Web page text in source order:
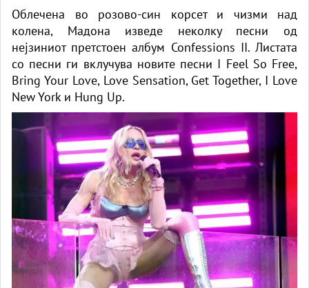
Облечена во розово-син корсет и чизми над
колена, Мадона изведе неколку песни од
нејзиниот претстоен албум Confessions II. Листата
со песни ги вклучува новите песни I Feel So Free,
Bring Your Love, Love Sensation, Get Together, I Love
New York и Hung Up.